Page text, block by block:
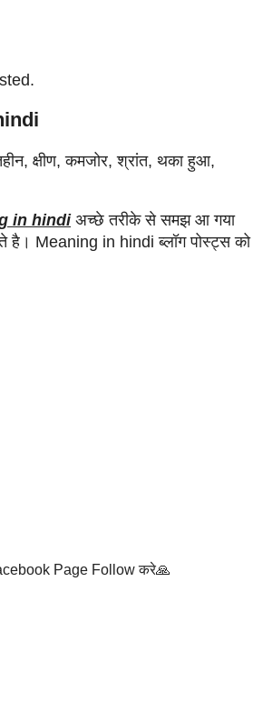
क्षीण, कमजोर, श्रांत, थका हुआ,
in hindiअच्छे तरीके से समझ आ गया
है। Meaning in hindi ब्लॉग पोस्ट्स को
Page Follow करे🙏